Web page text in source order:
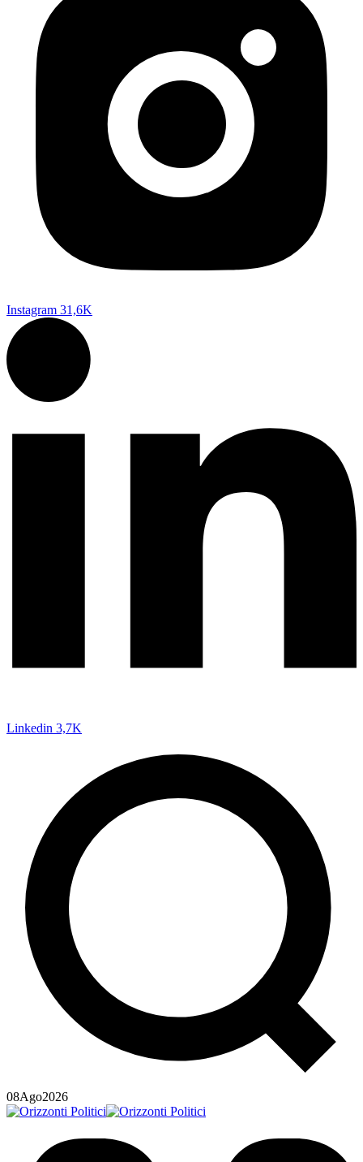
Instagram 31,6K
Linkedin 3,7K
08Ago2026